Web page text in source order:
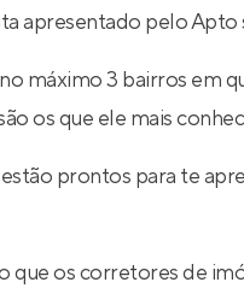
apresentado pelo Apto
máximo 3 bairros em
os que ele mais
prontos para te
os corretores de